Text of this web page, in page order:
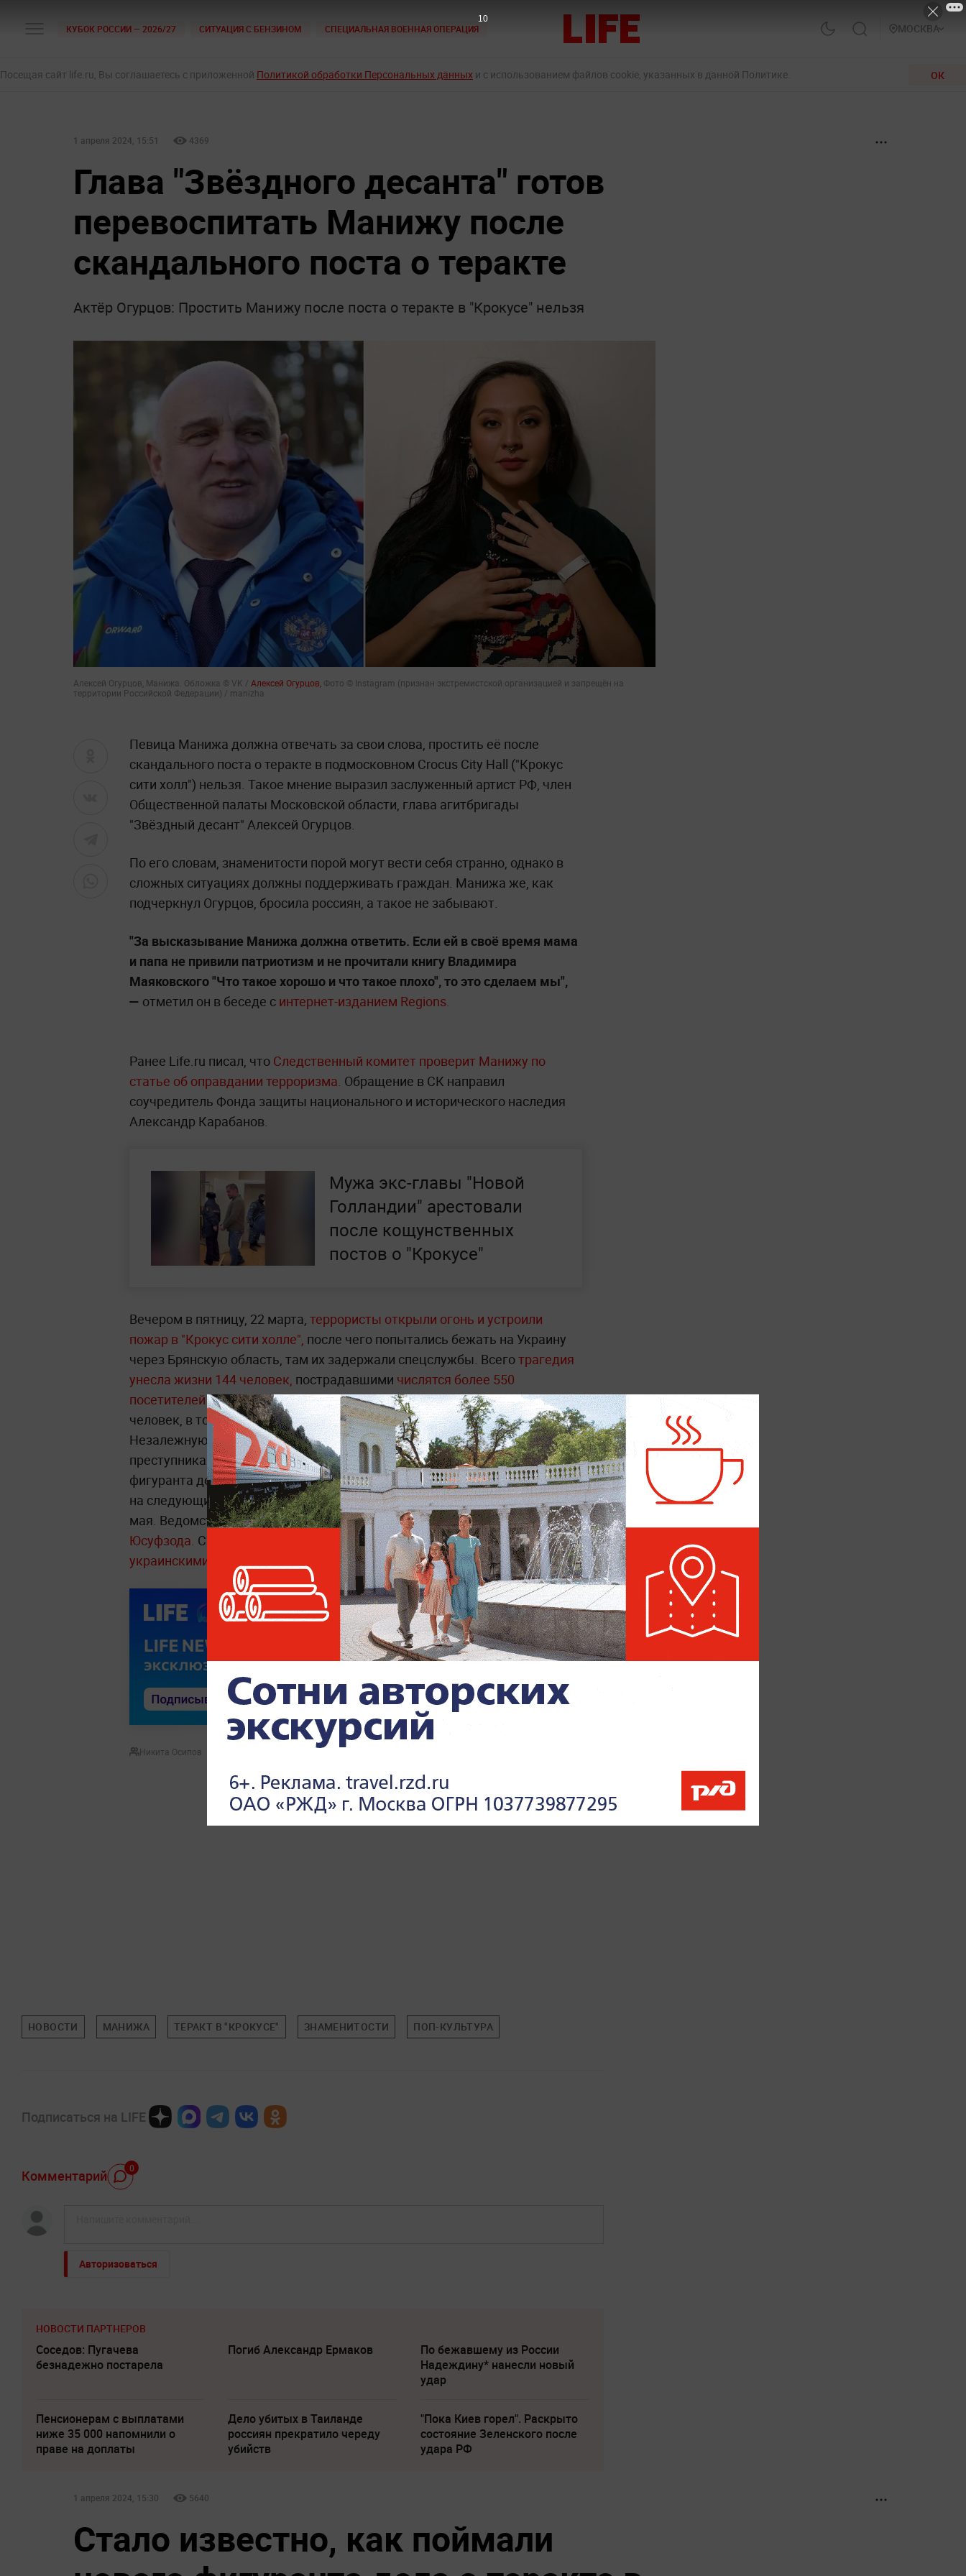
КУБОК РОССИИ — 2026/27 СИТУАЦИЯ С БЕНЗИНОМ СПЕЦИАЛЬНАЯ ВОЕННАЯ ОПЕРАЦИЯ МОСКВА
Посещая сайт life.ru, Вы соглашаетесь с приложенной Политикой обработки Персональных данных и с использованием файлов cookie, указанных в данной Политике. ОК
1 апреля 2024, 15:51 4369
Глава "Звёздного десанта" готов
перевоспитать Манижу после
скандального поста о теракте
Актёр Огурцов: Простить Манижу после поста о теракте в "Крокусе" нельзя
Алексей Огурцов, Манижа. Обложка © VK / Алексей Огурцов, Фото © Instagram (признан экстремистской организацией и запрещён на
территории Российской Федерации) / manizha
Певица Манижа должна отвечать за свои слова, простить её после
скандального поста о теракте в подмосковном Crocus City Hall ("Крокус
сити холл") нельзя. Такое мнение выразил заслуженный артист РФ, член
Общественной палаты Московской области, глава агитбригады
"Звёздный десант" Алексей Огурцов.
По его словам, знаменитости порой могут вести себя странно, однако в
сложных ситуациях должны поддерживать граждан. Манижа же, как
подчеркнул Огурцов, бросила россиян, а такое не забывают.
"За высказывание Манижа должна ответить. Если ей в своё время мама
и папа не привили патриотизм и не прочитали книгу Владимира
Маяковского "Что такое хорошо и что такое плохо", то это сделаем мы",
— отметил он в беседе с интернет-изданием Regions.
Ранее Life.ru писал, что Следственный комитет проверит Манижу по
статье об оправдании терроризма. Обращение в СК направил
соучредитель Фонда защиты национального и исторического наследия
Александр Карабанов.
Мужа экс-главы "Новой
Голландии" арестовали
после кощунственных
постов о "Крокусе"
Вечером в пятницу, 22 марта, террористы открыли огонь и устроили
пожар в "Крокус сити холле", после чего попытались бежать на Украину
через Брянскую область, там их задержали спецслужбы. Всеготрагедия
унесла жизни 144 человек, пострадавшими числятся более 550
посетителей "Крокуса".По делу о теракте были сразу задержаны 11
человек, в том числечетверо исполнителей,пытавшихся сбежать в
Незалежную, а такжечетверо пособников— те, кто продал машину
преступникам и сдавал им квартиру. Позже суд арестовал девятого
фигуранта дела о теракте в "Крокусе".Лутфуллои Назримадазадержали
на следующий день после теракта, ему избрана мера пресечения до 22
мая. Ведомство требуетареста для десятого фигуранта дела Якубджони
Юсуфзода. СК
подтвердил контакты боевиков из "Крокуса" и с
украинскими националистами.
Никита Осипов
НОВОСТИ МАНИЖА ТЕРАКТ В "КРОКУСЕ" ЗНАМЕНИТОСТИ ПОП-КУЛЬТУРА
Подписаться на LIFE
Комментарий 0
Авторизоваться
НОВОСТИ ПАРТНЕРОВ
Соседов: Пугачева
безнадежно постарела
Погиб Александр Ермаков
По бежавшему из России
Надеждину* нанесли новый
удар
Пенсионерам с выплатами
ниже 35 000 напомнили о
праве на доплаты
Дело убитых в Таиланде
россиян прекратило череду
убийств
"Пока Киев горел". Раскрыто
состояние Зеленского после
удара РФ
1 апреля 2024, 15:30 5640
Стало известно, как поймали
9